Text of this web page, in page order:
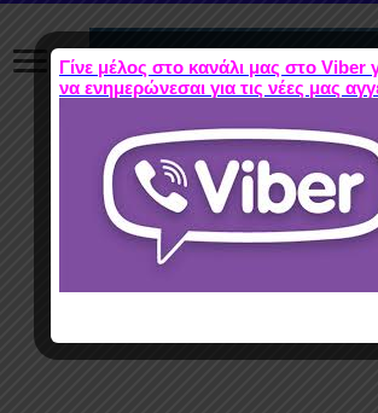
Γίνε μέλος στο κανάλι μας στο Viber
να ενημερώνεσαι για τις νέες μας